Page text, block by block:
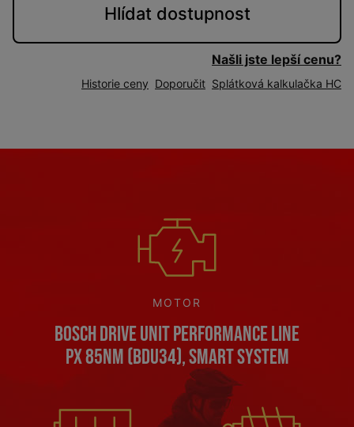
Hlídat dostupnost
Našli jste lepší cenu?
Historie ceny Doporučit Splátková kalkulačka HC
MOTOR
Bosch Drive Unit Performance Line
PX 85Nm (BDU34), Smart System